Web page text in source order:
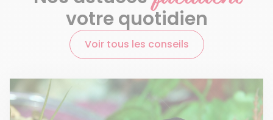
votre quotidien
Voir tous les conseils